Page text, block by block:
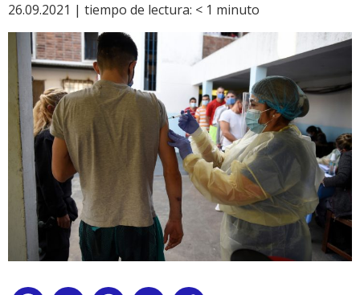
26.09.2021 | tiempo de lectura: < 1 minuto